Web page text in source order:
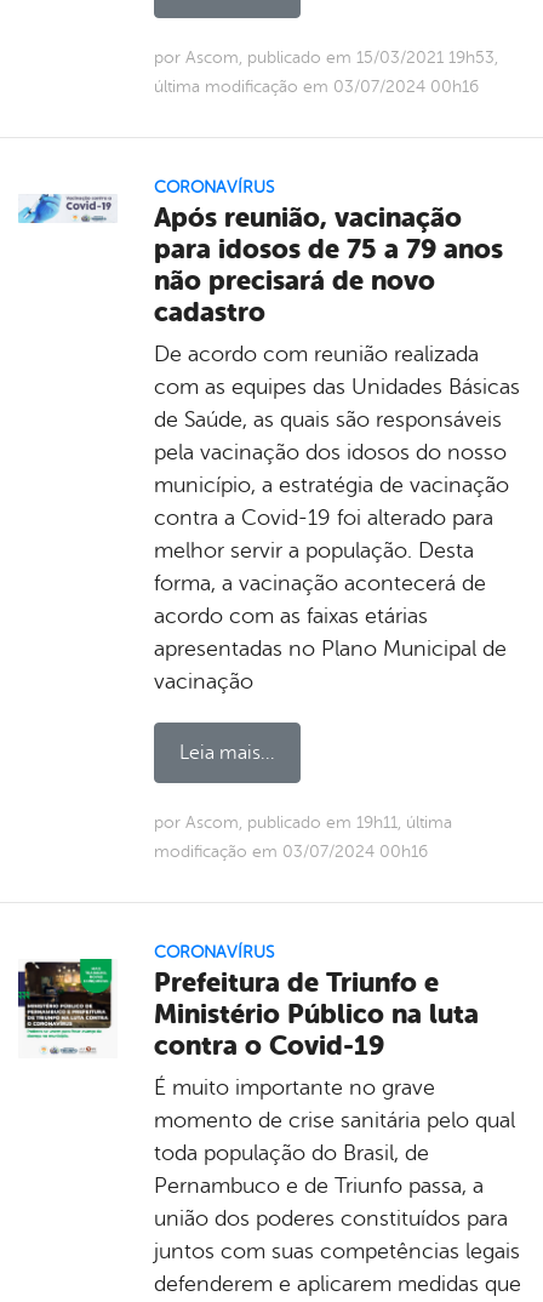
por Ascom, publicado em 15/03/2021 19h53,
última modificação em 03/07/2024 00h16
CORONAVÍRUS
Após reunião, vacinação
para idosos de 75 a 79 anos
não precisará de novo
cadastro
De acordo com reunião realizada
com as equipes das Unidades Básicas
de Saúde, as quais são responsáveis
pela vacinação dos idosos do nosso
município, a estratégia de vacinação
contra a Covid-19 foi alterado para
melhor servir a população. Desta
forma, a vacinação acontecerá de
acordo com as faixas etárias
apresentadas no Plano Municipal de
vacinação
Leia mais...
por Ascom, publicado em 19h11, última
modificação em 03/07/2024 00h16
CORONAVÍRUS
Prefeitura de Triunfo e
Ministério Público na luta
contra o Covid-19
É muito importante no grave
momento de crise sanitária pelo qual
toda população do Brasil, de
Pernambuco e de Triunfo passa, a
união dos poderes constituídos para
juntos com suas competências legais
defenderem e aplicarem medidas que